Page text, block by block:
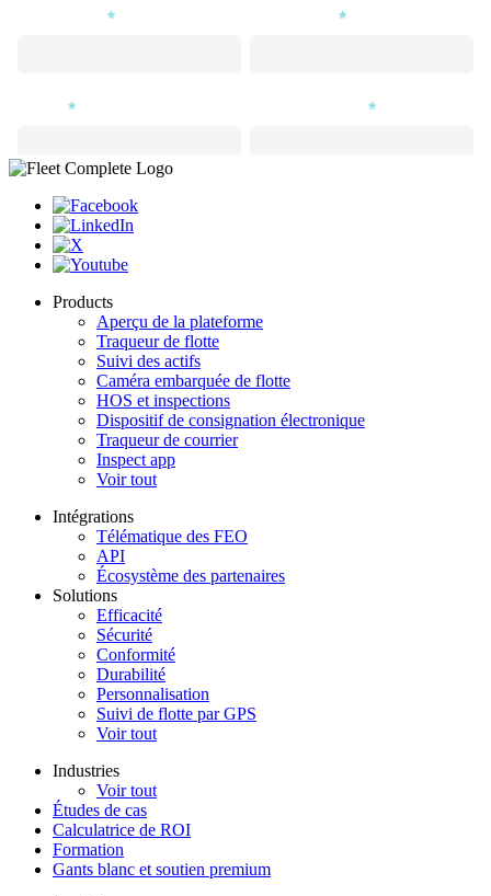
Products
Aperçu de la plateforme
Traqueur de flotte
Suivi des actifs
Caméra embarquée de flotte
HOS et inspections
Dispositif de consignation électronique
Traqueur de courrier
Inspect app
Voir tout
Intégrations
Télématique des FEO
API
Écosystème des partenaires
Solutions
Efficacité
Sécurité
Conformité
Durabilité
Personnalisation
Suivi de flotte par GPS
Voir tout
Industries
Voir tout
Études de cas
Calculatrice de ROI
Formation
Gants blanc et soutien premium